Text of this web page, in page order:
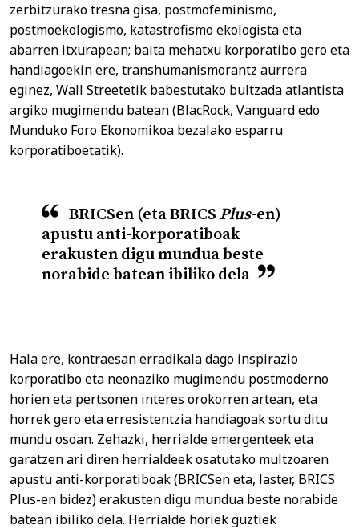
zerbitzurako tresna gisa, postmofeminismo,
postmoekologismo, katastrofismo ekologista eta
abarren itxurapean; baita mehatxu korporatibo gero eta
handiagoekin ere, transhumanismorantz aurrera
eginez, Wall Streetetik babestutako bultzada atlantista
argiko mugimendu batean (BlacRock, Vanguard edo
Munduko Foro Ekonomikoa bezalako esparru
korporatiboetatik).
BRICSen (eta BRICS Plus-en)
apustu anti-korporatiboak
erakusten digu mundua beste
norabide batean ibiliko dela
Hala ere, kontraesan erradikala dago inspirazio
korporatibo eta neonaziko mugimendu postmoderno
horien eta pertsonen interes orokorren artean, eta
horrek gero eta erresistentzia handiagoak sortu ditu
mundu osoan. Zehazki, herrialde emergenteek eta
garatzen ari diren herrialdeek osatutako multzoaren
apustu anti-korporatiboak (BRICSen eta, laster, BRICS
Plus-en bidez) erakusten digu mundua beste norabide
batean ibiliko dela. Herrialde horiek guztiek